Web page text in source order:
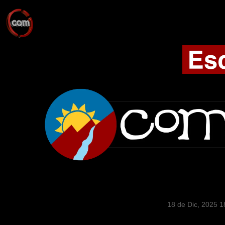
18 de Dic, 2025